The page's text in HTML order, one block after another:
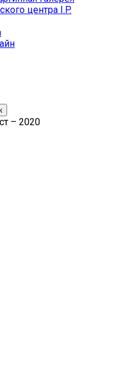
центра I.P.
– 2020